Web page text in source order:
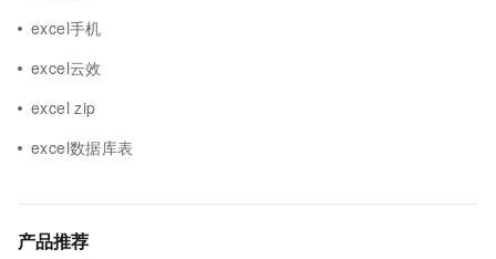
excel手机
excel云效
excel zip
excel数据库表
产品推荐